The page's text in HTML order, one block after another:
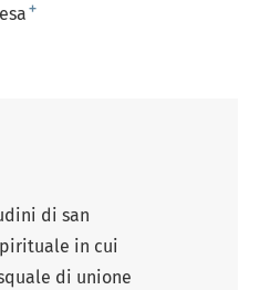
+
di san
in cui
di unione